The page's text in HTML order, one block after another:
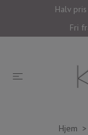
Halv
Fri
Hjem